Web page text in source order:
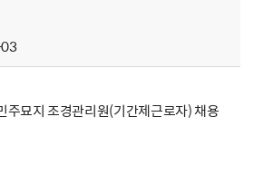
주묘지 조경관리원(기간제근로자) 채용